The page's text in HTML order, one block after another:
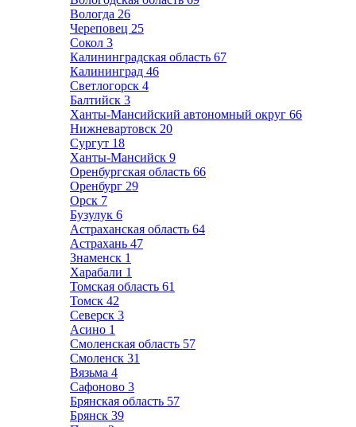
Вологда 26
Череповец 25
Сокол 3
Калининградская область 67
Калининград 46
Светлогорск 4
Балтийск 3
Ханты-Мансийский автономный округ 66
Нижневартовск 20
Сургут 18
Ханты-Мансийск 9
Оренбургская область 66
Оренбург 29
Орск 7
Бузулук 6
Астраханская область 64
Астрахань 47
Знаменск 1
Харабали 1
Томская область 61
Томск 42
Северск 3
Асино 1
Смоленская область 57
Смоленск 31
Вязьма 4
Сафоново 3
Брянская область 57
Брянск 39